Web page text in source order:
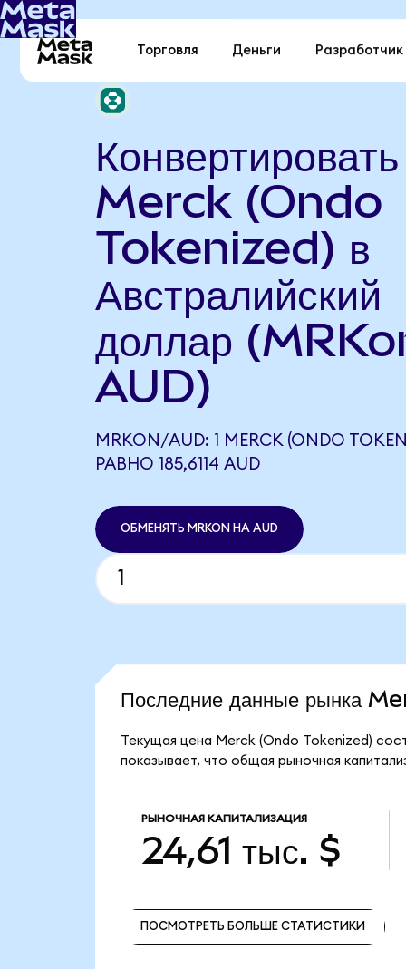
Торговля Деньги Разработчик
Конвертировать
Merck (Ondo
Tokenized) в
Австралийский
доллар
AUD)
MRKON/AUD: 1 MERCK (ONDO
РАВНО 185,6114 AUD
ОБМЕНЯТЬ MRKON НА AUD
Последние данные рынка
Текущая цена Merck (Ondo Tokenized)
показывает, что общая рыночная
РЫНОЧНАЯ КАПИТАЛИЗАЦИЯ
24,61 тыс. $
ПОСМОТРЕТЬ БОЛЬШЕ СТАТИСТИКИ